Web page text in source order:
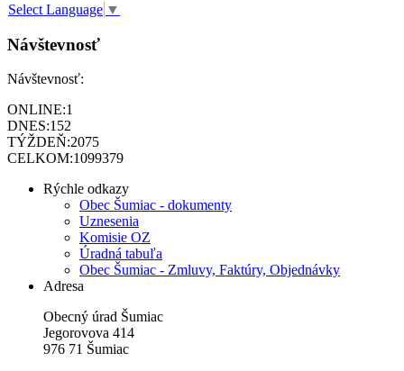
Select Language ▼
Návštevnosť
Návštevnosť:
ONLINE:1
DNES:152
TÝŽDEŇ:2075
CELKOM:1099379
Rýchle odkazy
Obec Šumiac - dokumenty
Uznesenia
Komisie OZ
Úradná tabuľa
Obec Šumiac - Zmluvy, Faktúry, Objednávky
Adresa
Obecný úrad Šumiac
Jegorovova 414
976 71 Šumiac